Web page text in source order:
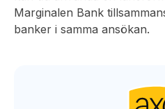
Marginalen Bank
banker i samma ansökan.